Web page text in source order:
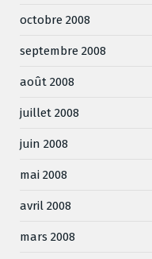
octobre 2008
septembre 2008
août 2008
juillet 2008
juin 2008
mai 2008
avril 2008
mars 2008